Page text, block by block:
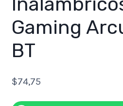
Gaming
BT
$74,75